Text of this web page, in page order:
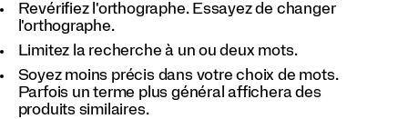
Revérifiez l'orthographe. Essayez de changer
l'orthographe.
Limitez la recherche à un ou deux mots.
Soyez moins précis dans votre choix de mots.
Parfois un terme plus général affichera des
produits similaires.